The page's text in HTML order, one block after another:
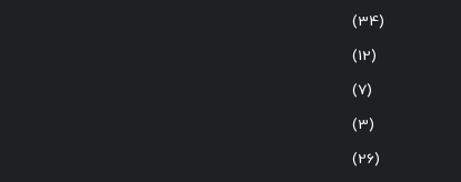
(34)
(12)
(7)
(3)
(26)